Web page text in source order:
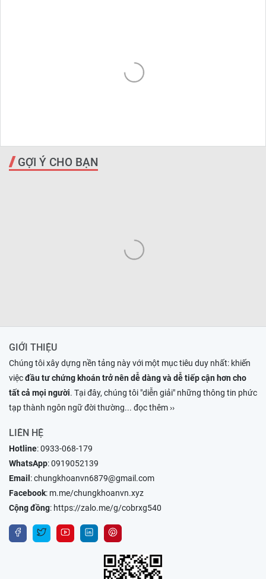
GỢI Ý CHO BẠN
GIỚI THIỆU
Chúng tôi xây dựng nền tảng này với một mục tiêu duy nhất: khiến
việcđầu tư chứng khoán trở nên dễ dàng và dễ tiếp cận hơn cho
tất cả mọi người. Tại đây, chúng tôi "diễn giải" những thông tin phức
tạp thành ngôn ngữ đời thường... đọc thêm ››
LIÊN HỆ
Hotline:0933-068-179
WhatsApp:0919052139
Email :chungkhoanvn6879@gmail.com
Facebook: m.me/chungkhoanvn.xyz
Cộng đồng: https://zalo.me/g/cobrxg540